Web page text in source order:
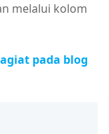
melalui kolom
pada blog